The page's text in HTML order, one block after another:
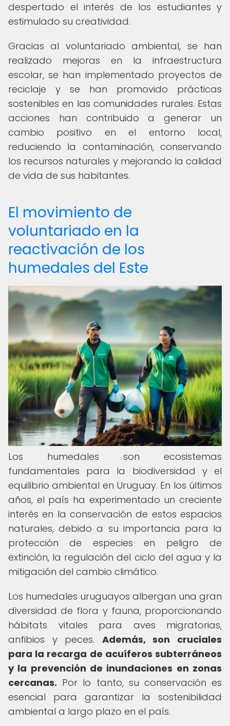
despertado el interés de los estudiantes y
estimulado su creatividad.
Gracias al voluntariado ambiental, se han
realizado mejoras en la infraestructura
escolar, se han implementado proyectos de
reciclaje y se han promovido prácticas
sostenibles en las comunidades rurales. Estas
acciones han contribuido a generar un
cambio positivo en el entorno local,
reduciendo la contaminación, conservando
los recursos naturales y mejorando la calidad
de vida de sus habitantes.
El movimiento de
voluntariado en la
reactivación de los
humedales del Este
Los humedales son ecosistemas
fundamentales para la biodiversidad y el
equilibrio ambiental en Uruguay. En los últimos
años, el país ha experimentado un creciente
interés en la conservación de estos espacios
naturales, debido a su importancia para la
protección de especies en peligro de
extinción, la regulación del ciclo del agua y la
mitigación del cambio climático.
Los humedales uruguayos albergan una gran
diversidad de flora y fauna, proporcionando
hábitats vitales para aves migratorias,
anfibios y peces. Además, son cruciales
para la recarga de acuíferos subterráneos
y la prevención de inundaciones en zonas
cercanas. Por lo tanto, su conservación es
esencial para garantizar la sostenibilidad
ambiental a largo plazo en el país.